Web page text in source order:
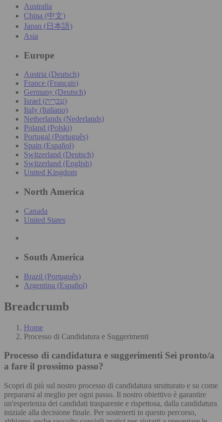
Australia
China (中文)
Japan (日本語)
Asia
Europe
Austria (Deutsch)
France (Français)
Germany (Deutsch)
Israel (עִברִית)
Italy (Italiano)
Netherlands (Nederlands)
Poland (Polski)
Portugal (Português)
Spain (Español)
Switzerland (Deutsch)
Switzerland (English)
United Kingdom
North America
Canada
United States
South America
Brazil (Português)
Argentina (Español)
Breadcrumb
Home
Processo di Candidatura e Suggerimenti
Processo di candidatura e suggerimenti Sei pronto/a
a fare il prossimo passo?
Scopri di più sul nostro processo di candidatura strutturato e su come
prepararsi al meglio per ogni passo. Il nostro obiettivo è garantire
un'esperienza dei candidati trasparente e rispettosa, dalla candidatura
iniziale alla decisione finale. Per sostenerti in questo percorso,